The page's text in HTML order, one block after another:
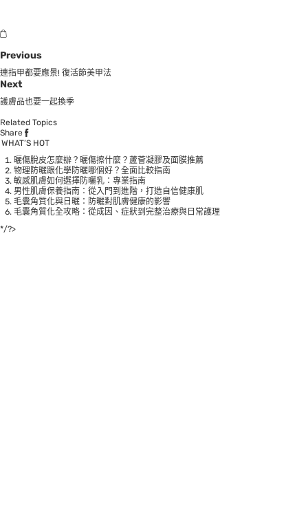
Previous
連指甲都要應景! 復活節美甲法
Next
護膚品也要一起換季
Related Topics
Share
WHAT’S HOT
曬傷脫皮怎麼辦？曬傷擦什麼？蘆薈凝膠及面膜推薦
物理防曬跟化學防曬哪個好？全面比較指南
敏感肌膚如何選擇防曬乳：專業指南
男性肌膚保養指南：從入門到進階，打造自信健康肌
毛囊角質化與日曬：防曬對肌膚健康的影響
毛囊角質化全攻略：從成因、症狀到完整治療與日常護理
*/?>